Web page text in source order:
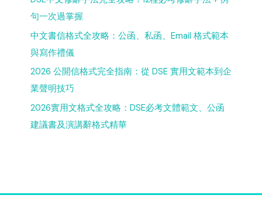
句一次過掌握
中文書信格式全攻略：公函、私函、Email 格式範本
與寫作禮儀
2026 公開信格式完全指南：從 DSE 實用文範本到企
業聲明技巧
2026實用文格式全攻略：DSE必考文體範文、公函
建議書及演講辭格式精華